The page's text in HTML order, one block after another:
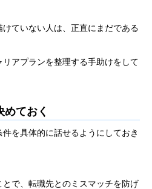
ていない人は、正直にまだである
アプランを整理する手助けをして
ておく
を具体的に話せるようにしておき
で、転職先とのミスマッチを防げ